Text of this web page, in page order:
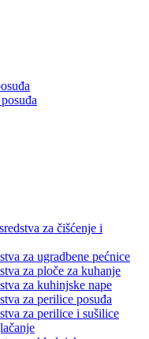
za čišćenje i
za ugradbene pećnice
za ploče za kuhanje
za kuhinjske nape
za perilice posuđa
za perilice i sušilice